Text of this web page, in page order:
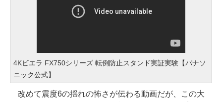
4Kビエラ FX750シリーズ 転倒防止スタンド実証実験【パナソ
ニック公式】
改めて震度6の揺れの怖さが伝わる動画だが、この大